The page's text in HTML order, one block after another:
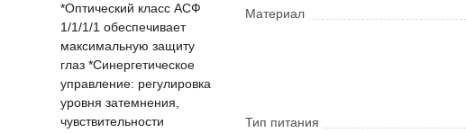
*Оптический класс АСФ
1/1/1/1 обеспечивает
максимальную защиту
глаз *Синергетическое
управление: регулировка
уровня затемнения,
чувствительности
Материал
Тип питания